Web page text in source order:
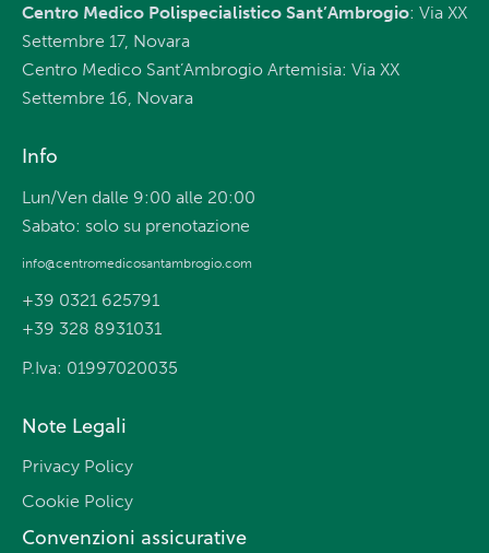
Centro Medico Polispecialistico Sant’Ambrogio: Via XX
Settembre 17, Novara
Centro Medico Sant’Ambrogio Artemisia: Via XX
Settembre 16, Novara
Info
Lun/Ven dalle 9:00 alle 20:00
Sabato: solo su prenotazione
info@centromedicosantambrogio.com
+39 0321 625791
+39 328 8931031
P.Iva: 01997020035
Note Legali
Privacy Policy
Cookie Policy
Convenzioni assicurative